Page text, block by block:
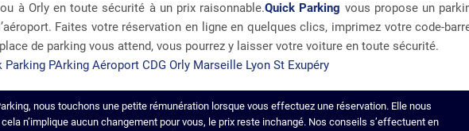
à Orly en toute sécurité à un prix raisonnable.Quick Parking vous propose un
Faites votre réservation en ligne en quelques clics, imprimez votre code-
de parking vous attend, vous pourrez y laisser votre voiture en toute sécurité.
nous touchons une petite rémunération lorsque vous effectuez une réservation. Elle nous
n’implique aucun changement pour vous, le prix reste inchangé. Nos conseils s’effectuent en